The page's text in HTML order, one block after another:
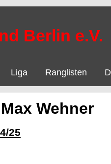
Berlin e.V.
Liga Ranglisten
Wehner
25